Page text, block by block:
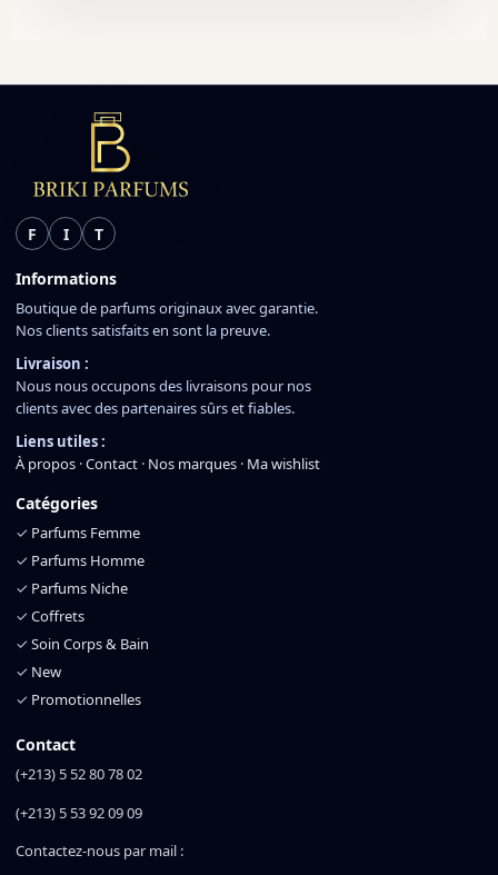
F I T
Informations
Boutique de parfums originaux avec garantie.
Nos clients satisfaits en sont la preuve.
Livraison :
Nous nous occupons des livraisons pour nos
clients avec des partenaires sûrs et fiables.
Liens utiles :
À propos ·Contact · Nos marques · Ma wishlist
Catégories
✓ Parfums Femme
✓ Parfums Homme
✓ Parfums Niche
✓ Coffrets
✓ Soin Corps & Bain
✓ New
✓ Promotionnelles
Contact
(+213) 5 52 80 78 02
(+213) 5 53 92 09 09
Contactez-nous par mail :